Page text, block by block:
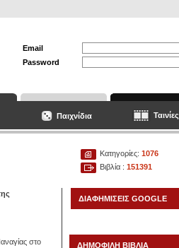
Email
Password
Παιχνίδια Ταινίες
Κατηγορίες: 1076
Βιβλία : 151391
στο
ΔΙΑΦΗΜΙΣΕΙΣ GOOGLE
ΔΗΜΟΦΙΛΗ ΒΙΒΛΙΑ